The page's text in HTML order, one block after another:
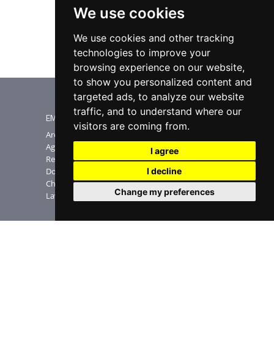
We use cookies
We use cookies and other tracking
technologies to improve your
browsing experience on our website,
to show you personalized content and
targeted ads, to analyze our website
traffic, and to understand where our
visitors are coming from.
I agree
I decline
Change my preferences
EMME ESSE SPA
Area download
Aggiornamenti software
Registra la matricola
Domande Frequenti
Chi siamo
Lavora con noi
PRODOTTI
Antenne
Amplificatori TV
Satellite
Accessori
Fibra ottica
Sostegni